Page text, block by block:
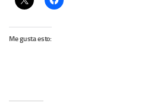
Me gusta esto: